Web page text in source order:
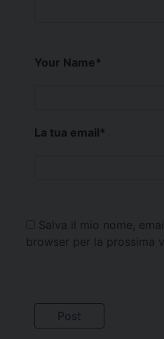
Your Name*
La tua email*
Salva il mio nome,
browser per la prossima